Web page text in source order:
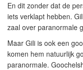
En dit zonder dat de
iets verklapt hebben.
zaal over paranormale
Maar Gili is ook een
komen hem natuurlijk
paranormale.